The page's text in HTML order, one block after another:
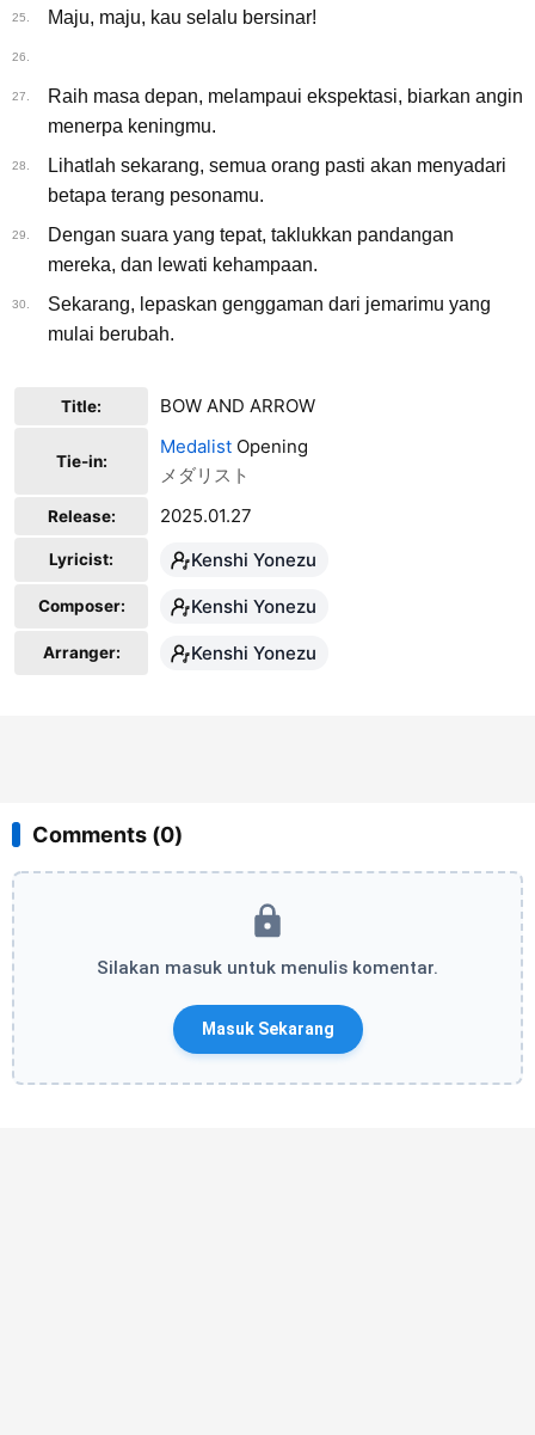
25. Maju, maju, kau selalu bersinar!
26.
27.
Raih masa depan, melampaui ekspektasi, biarkan angin
menerpa keningmu.
28.
Lihatlah sekarang, semua orang pasti akan menyadari
betapa terang pesonamu.
29.
Dengan suara yang tepat, taklukkan pandangan
mereka, dan lewati kehampaan.
30.
Sekarang, lepaskan genggaman dari jemarimu yang
mulai berubah.
Title: BOW AND ARROW
Tie-in:
Medalist Opening
メダリスト
Release: 2025.01.27
Lyricist: Kenshi Yonezu
Composer: Kenshi Yonezu
Arranger: Kenshi Yonezu
Comments (0)
Silakan masuk untuk menulis komentar.
Masuk Sekarang